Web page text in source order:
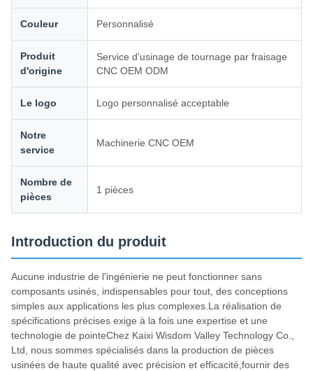
Couleur Personnalisé
Produit
d'origine
Service d'usinage de tournage par fraisage
CNC OEM ODM
Le logo Logo personnalisé acceptable
Notre
service
Machinerie CNC OEM
Nombre de
pièces
1 pièces
Introduction du produit
Aucune industrie de l'ingénierie ne peut fonctionner sans
composants usinés, indispensables pour tout, des conceptions
simples aux applications les plus complexes.La réalisation de
spécifications précises exige à la fois une expertise et une
technologie de pointeChez Kaixi Wisdom Valley Technology Co.,
Ltd, nous sommes spécialisés dans la production de pièces
usinées de haute qualité avec précision et efficacité,fournir des